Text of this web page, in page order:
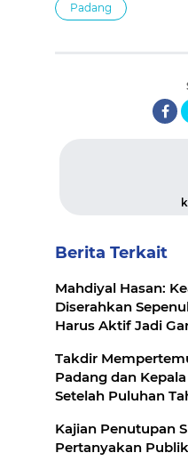
Padang
Berita Terkait
Mahdiyal Hasan:
Diserahkan
Harus Aktif Jadi
Takdir
Padang dan
Setelah Puluhan
Kajian Penutupan
Pertanyakan